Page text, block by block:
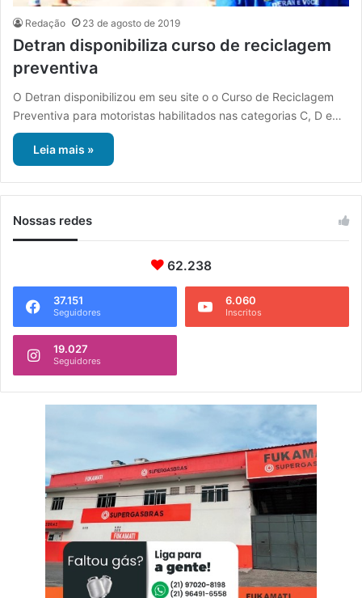
Redação 23 de agosto de 2019
Detran disponibiliza curso de reciclagem
preventiva
O Detran disponibilizou em seu site o o Curso de Reciclagem
Preventiva para motoristas habilitados nas categorias C, D e…
Leia mais »
Nossas redes
62.238
37.151
Seguidores
6.060
Inscritos
19.027
Seguidores